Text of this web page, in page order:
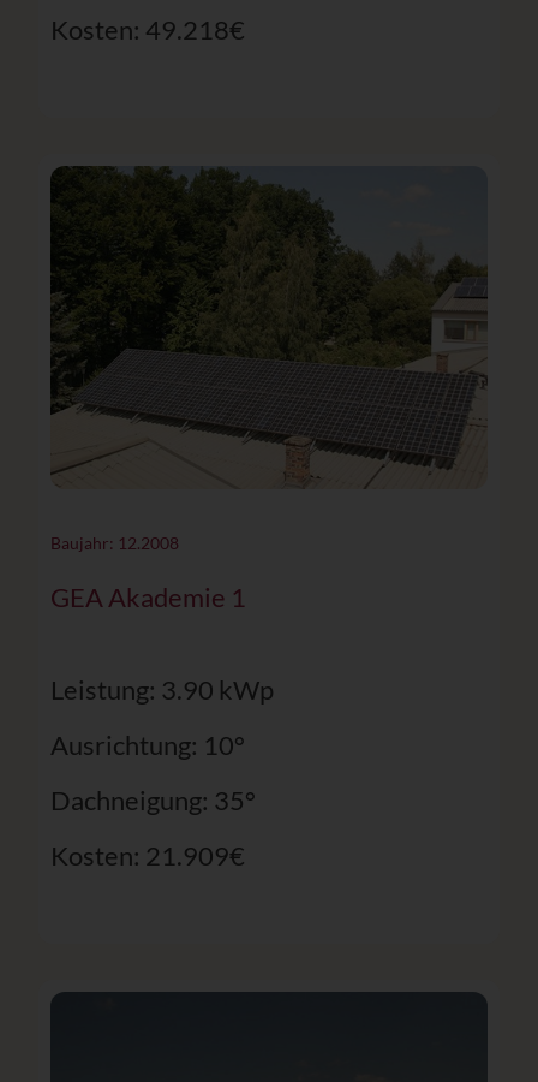
Kosten: 49.218€
Baujahr: 12.2008
GEA Akademie 1
Leistung: 3.90 kWp
Ausrichtung: 10°
Dachneigung: 35°
Kosten: 21.909€